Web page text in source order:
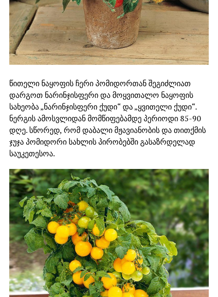
წითელი ნაყოფის ჩერი პომიდორთან შეგიძლიათ
დარგოთ ნარინჯისფერი და მოყვითალო ნაყოფის
სახეობა „ნარინჯისფერი ქუდი“ და „ყვითელი ქუდი“.
ნერგის ამოსვლიდან მომწიფებამდე პერიოდი 85-90
დღე. სწორედ, რომ დაბალი მჟავიანობის და თითქმის
ჯუჯა პომიდორი სახლის პირობებში გასაზრდელად
საუკეთესოა.